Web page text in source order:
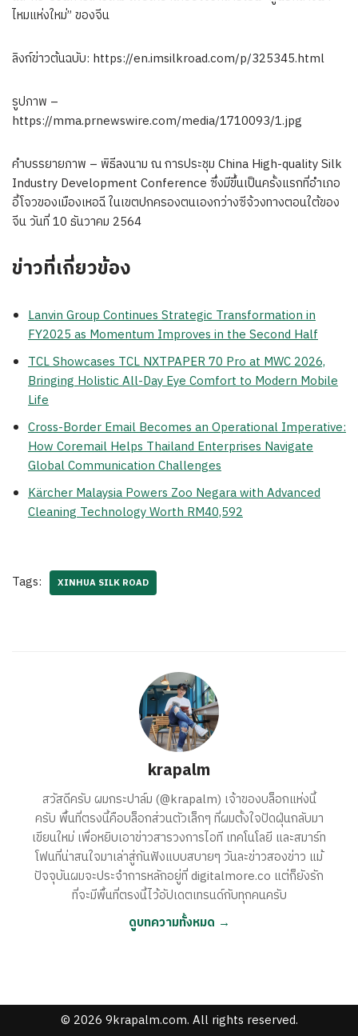
ไหมแห่งใหม่” ของจีน
ลิงก์ข่าวต้นฉบับ: https://en.imsilkroad.com/p/325345.html
รูปภาพ –
https://mma.prnewswire.com/media/1710093/1.jpg
คำบรรยายภาพ – พิธีลงนาม ณ การประชุม China High-quality Silk
Industry Development Conference ซึ่งมีขึ้นเป็นครั้งแรกที่อำเภอ
อี้โจวของเมืองเหอฉี ในเขตปกครองตนเองกว่างซีจ้วงทางตอนใต้ของ
จีน วันที่ 10 ธันวาคม 2564
ข่าวที่เกี่ยวข้อง
Lanvin Group Continues Strategic Transformation in
FY2025 as Momentum Improves in the Second Half
TCL Showcases TCL NXTPAPER 70 Pro at MWC 2026,
Bringing Holistic All-Day Eye Comfort to Modern Mobile
Life
Cross-Border Email Becomes an Operational Imperative:
How Coremail Helps Thailand Enterprises Navigate
Global Communication Challenges
Kärcher Malaysia Powers Zoo Negara with Advanced
Cleaning Technology Worth RM40,592
Tags: XINHUA SILK ROAD
krapalm
สวัสดีครับ ผมกระปาล์ม (@krapalm) เจ้าของบล็อกแห่งนี้
ครับ พื้นที่ตรงนี้คือบล็อกส่วนตัวเล็กๆ ที่ผมตั้งใจปัดฝุ่นกลับมา
เขียนใหม่ เพื่อหยิบเอาข่าวสารวงการไอที เทคโนโลยี และสมาร์ท
โฟนที่น่าสนใจมาเล่าสู่กันฟังแบบสบายๆ วันละข่าวสองข่าว แม้
ปัจจุบันผมจะประจำการหลักอยู่ที่ digitalmore.co แต่ก็ยังรัก
ที่จะมีพื้นที่ตรงนี้ไว้อัปเดตเทรนด์กับทุกคนครับ
ดูบทความทั้งหมด →
© 2026 9krapalm.com. All rights reserved.